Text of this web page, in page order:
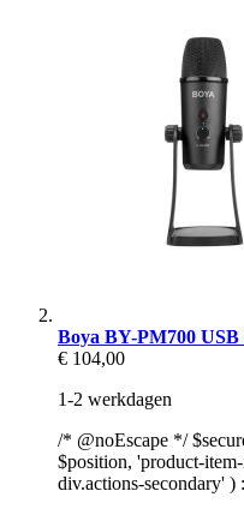
Boya BY-PM700
€ 104,00
1-2 werkdagen
/* @noEscape */
$position, 'product-
div.actions-secondary' )